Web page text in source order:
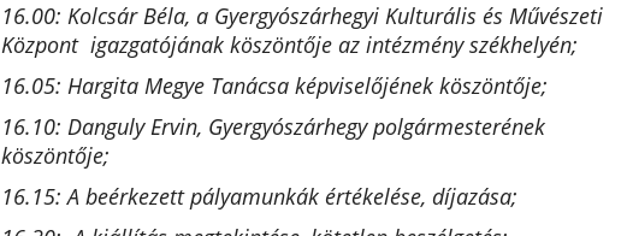
16.00: Kolcsár Béla, a Gyergyószárhegyi Kulturális és Művészeti
Központ igazgatójának köszöntője az intézmény székhelyén;
16.05: Hargita Megye Tanácsa képviselőjének köszöntője;
16.10: Danguly Ervin, Gyergyószárhegy polgármesterének
köszöntője;
16.15: A beérkezett pályamunkák értékelése, díjazása;